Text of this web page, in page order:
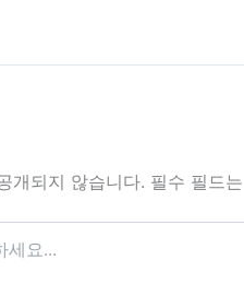
개되지 않습니다. 필수 필드는